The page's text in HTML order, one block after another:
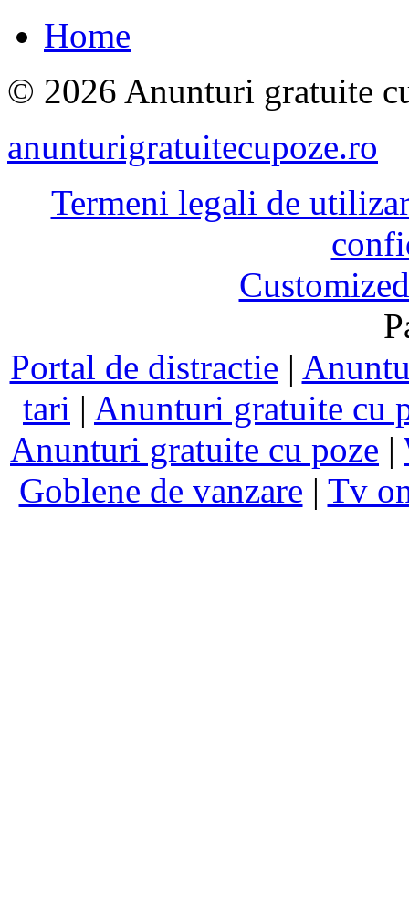
Home
© 2026 Anunturi gratuite
anunturigratuitecupoze.ro
Termeni legali de
Portal de distractie |
tari | Anunturi gratuite cu
Anunturi gratuite cu poze |
Goblene de vanzare | Tv